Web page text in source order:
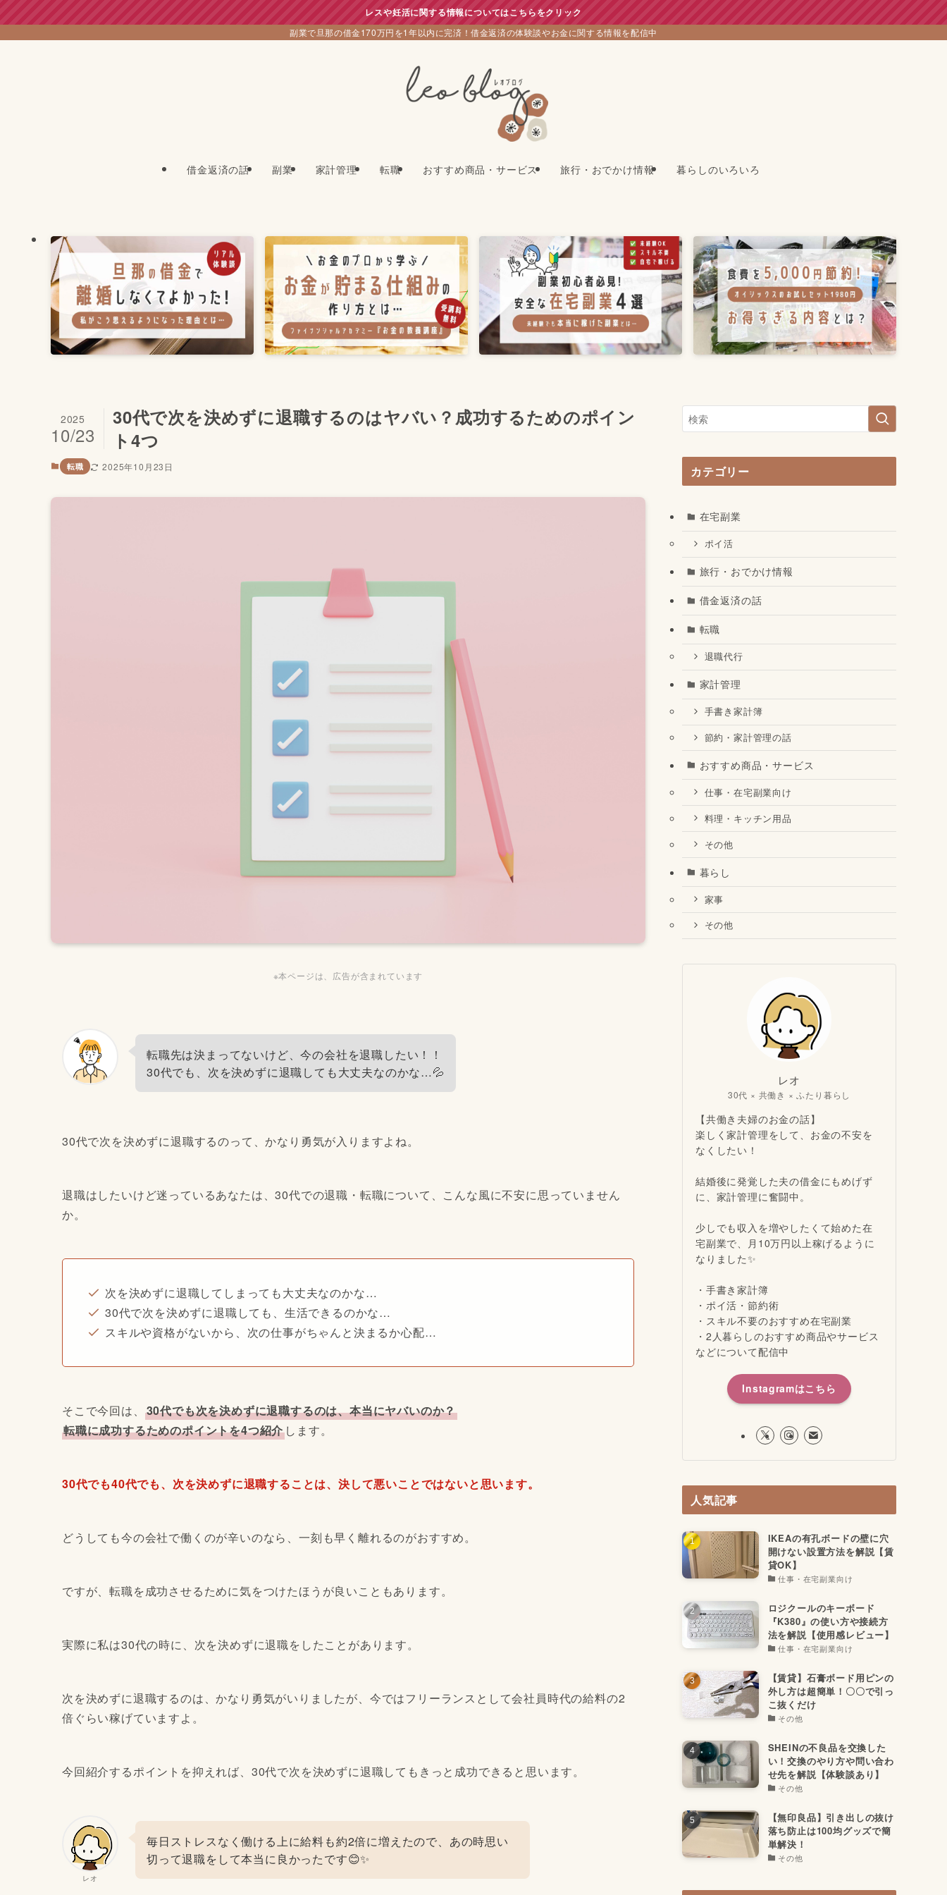
レスや妊活に関する情報についてはこちらをクリック
副業で旦那の借金170万円を1年以内に完済！借金返済の体験談やお金に関する情報を配信中
借金返済の話 副業 家計管理 転職 おすすめ商品・サービス 旅行・おでかけ情報 暮らしのいろいろ
30代で次を決めずに退職するのはヤバい？成功するためのポイン
ト4つ
2025
10/23
転職 2025年10月23日
※本ページは、広告が含まれています
転職先は決まってないけど、今の会社を退職したい！！
30代でも、次を決めずに退職しても大丈夫なのかな…💦
30代で次を決めずに退職するのって、かなり勇気が入りますよね。
退職はしたいけど迷っているあなたは、30代での退職・転職について、こんな風に不安に思っていません
か。
次を決めずに退職してしまっても大丈夫なのかな…
30代で次を決めずに退職しても、生活できるのかな…
スキルや資格がないから、次の仕事がちゃんと決まるか心配…
そこで今回は、 30代でも次を決めずに退職するのは、本当にヤバいのか？
転職に成功するためのポイントを4つ紹介 します。
30代でも40代でも、次を決めずに退職することは、決して悪いことではないと思います。
どうしても今の会社で働くのが辛いのなら、一刻も早く離れるのがおすすめ。
ですが、転職を成功させるために気をつけたほうが良いこともあります。
実際に私は30代の時に、次を決めずに退職をしたことがあります。
次を決めずに退職するのは、かなり勇気がいりましたが、今ではフリーランスとして会社員時代の給料の2
倍ぐらい稼げていますよ。
今回紹介するポイントを抑えれば、30代で次を決めずに退職してもきっと成功できると思います。
レオ
毎日ストレスなく働ける上に給料も約2倍に増えたので、あの時思い
切って退職をして本当に良かったです😊✨
カテゴリー
在宅副業
ポイ活
旅行・おでかけ情報
借金返済の話
転職
退職代行
家計管理
手書き家計簿
節約・家計管理の話
おすすめ商品・サービス
仕事・在宅副業向け
料理・キッチン用品
その他
暮らし
家事
その他
レオ
30代 × 共働き × ふたり暮らし
【共働き夫婦のお金の話】
楽しく家計管理をして、お金の不安を
なくしたい！
結婚後に発覚した夫の借金にもめげず
に、家計管理に奮闘中。
少しでも収入を増やしたくて始めた在
宅副業で、月10万円以上稼げるように
なりました✨
・手書き家計簿
・ポイ活・節約術
・スキル不要のおすすめ在宅副業
・2人暮らしのおすすめ商品やサービス
などについて配信中
Instagramはこちら
人気記事
IKEAの有孔ボードの壁に穴
開けない設置方法を解説【賃
貸OK】
仕事・在宅副業向け
ロジクールのキーボード
『K380』の使い方や接続方
法を解説【使用感レビュー】
仕事・在宅副業向け
【賃貸】石膏ボード用ピンの
外し方は超簡単！〇〇で引っ
こ抜くだけ
その他
SHEINの不良品を交換した
い！交換のやり方や問い合わ
せ先を解説【体験談あり】
その他
【無印良品】引き出しの抜け
落ち防止は100均グッズで簡
単解決！
その他